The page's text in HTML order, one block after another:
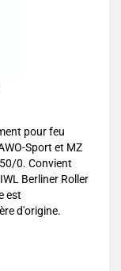
pour feu
Sport et MZ
0. Convient
Berliner Roller
est
d'origine.